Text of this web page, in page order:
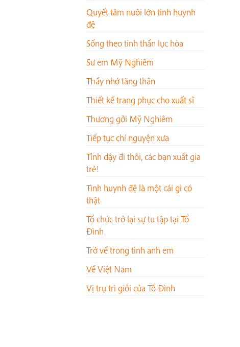
Quyết tâm nuôi lớn tình huynh
đệ
Sống theo tinh thần lục hòa
Sư em Mỹ Nghiêm
Thầy nhớ tăng thân
Thiết kế trang phục cho xuất sĩ
Thương gởi Mỹ Nghiêm
Tiếp tục chí nguyện xưa
Tỉnh dậy đi thôi, các bạn xuất gia
trẻ!
Tình huynh đệ là một cái gì có
thật
Tổ chức trở lại sự tu tập tại Tổ
Đình
Trở về trong tình anh em
Về Việt Nam
Vị trụ trì giỏi của Tổ Đình